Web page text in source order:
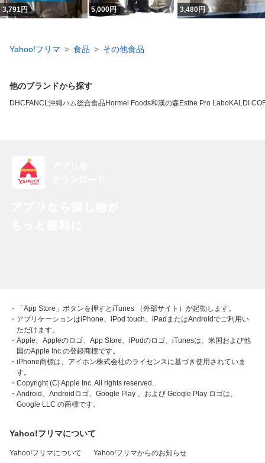
3,791円 5,000円 3,480円
Yahoo!フリマ 食品 その他食品
他のブランドから探す
DHC FANCL沖縄ハム総合食品Hormel Foods和漢の森 Esthe Pro LaboKALDI
・「App Store」ボタンを押すとiTunes （外部サイト）が起動します。
・アプリケーションはiPhone、iPod touch、iPadまたはAndroidでご利用い
ただけます。
・Apple、Appleのロゴ、App Store、iPodのロゴ、iTunesは、米国および他
国のApple Inc.の登録商標です。
・iPhone商標は、アイホン株式会社のライセンスに基づき使用されていま
す。
・Copyright (C) Apple Inc. All rights reserved.
・Android、Androidロゴ、Google Play 、および Google Play ロゴは、
Google LLC の商標です。
Yahoo!フリマについて
Yahoo!フリマについて Yahoo!フリマからのお知らせ